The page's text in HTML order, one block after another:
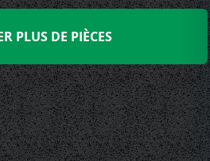
PLUS DE PIÈCES